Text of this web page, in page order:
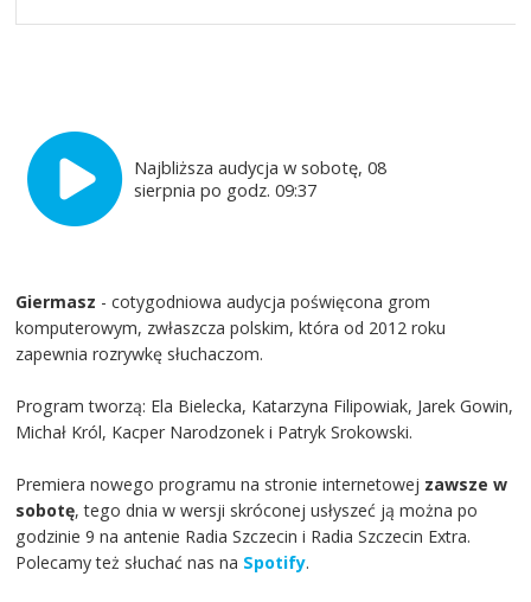
Najbliższa audycja w sobotę, 08
sierpnia po godz. 09:37
Giermasz - cotygodniowa audycja poświęcona grom
komputerowym, zwłaszcza polskim, która od 2012 roku
zapewnia rozrywkę słuchaczom.
Program tworzą: Ela Bielecka, Katarzyna Filipowiak, Jarek Gowin,
Michał Król, Kacper Narodzonek i Patryk Srokowski.
Premiera nowego programu na stronie internetowej zawsze w
sobotę, tego dnia w wersji skróconej usłyszeć ją można po
godzinie 9 na antenie Radia Szczecin i Radia Szczecin Extra.
Polecamy też słuchać nas na Spotify.